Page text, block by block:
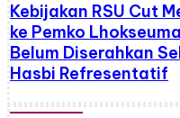
Kebijakan RSU Cut
ke Pemko
Belum Diserahkan
Hasbi Refresentatif